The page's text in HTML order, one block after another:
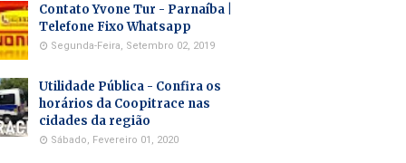
Contato Yvone Tur - Parnaíba |
Telefone Fixo Whatsapp
Segunda-Feira, Setembro 02, 2019
Utilidade Pública - Confira os
horários da Coopitrace nas
cidades da região
Sábado, Fevereiro 01, 2020